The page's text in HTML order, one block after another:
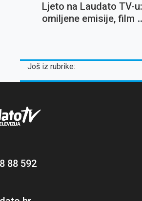
Ljeto na Laudato TV-u:
omiljene emisije, film o
Još iz rubrike:
88 592